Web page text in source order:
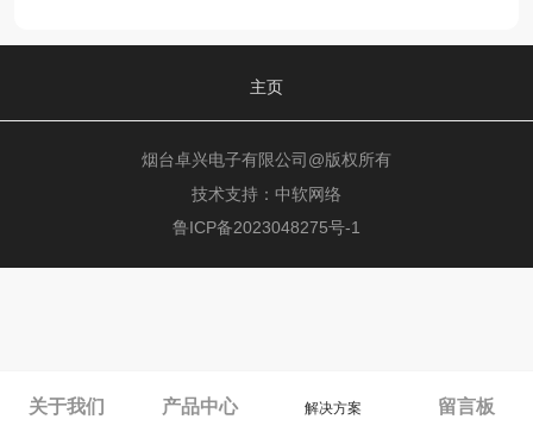
主页
烟台卓兴电子有限公司@版权所有
技术支持： 中软网络
鲁ICP备2023048275号-1
关于我们 产品中心 解决方案 留言板